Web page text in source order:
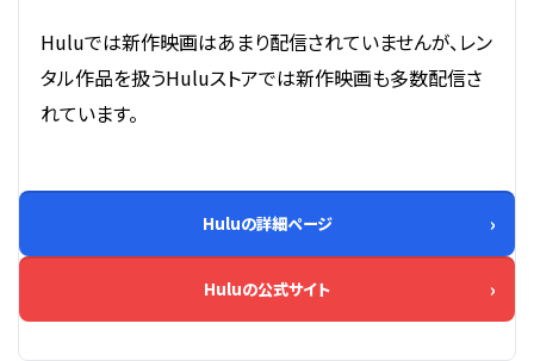
Huluでは新作映画はあまり配信されていませんが、レン
タル作品を扱うHuluストアでは新作映画も多数配信さ
れています。
Huluの詳細ページ
Huluの公式サイト